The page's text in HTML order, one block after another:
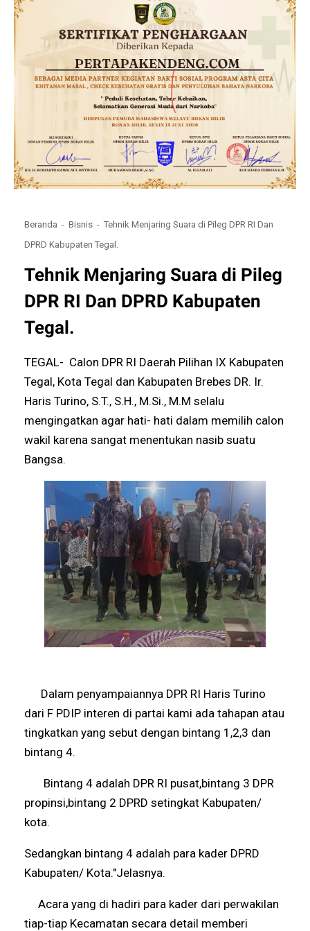
Beranda Bisnis
Tehnik Menjaring Suara di Pileg DPR RI Dan
DPRD Kabupaten Tegal.
Tehnik Menjaring Suara di Pileg
DPR RI Dan DPRD Kabupaten
Tegal.
TEGAL- Calon DPR RI Daerah Pilihan IX Kabupaten
Tegal, Kota Tegal dan Kabupaten Brebes DR. Ir.
Haris Turino, S.T., S.H., M.Si., M.M selalu
mengingatkan agar hati- hati dalam memilih calon
wakil karena sangat menentukan nasib suatu
Bangsa.
Dalam penyampaiannya DPR RI Haris Turino
dari F PDIP interen di partai kami ada tahapan atau
tingkatkan yang sebut dengan bintang 1,2,3 dan
bintang 4.
Bintang 4 adalah DPR RI pusat,bintang 3 DPR
propinsi,bintang 2 DPRD setingkat Kabupaten/
kota.
Sedangkan bintang 4 adalah para kader DPRD
Kabupaten/ Kota."Jelasnya.
Acara yang di hadiri para kader dari perwakilan
tiap-tiap Kecamatan secara detail memberi